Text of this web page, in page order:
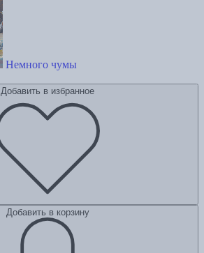
Немного чумы
Добавить в избранное
Добавить в корзину